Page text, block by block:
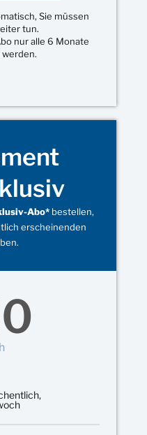
Sie müssen
tun.
nur alle 6 Monate
Abo* bestellen,
erscheinenden